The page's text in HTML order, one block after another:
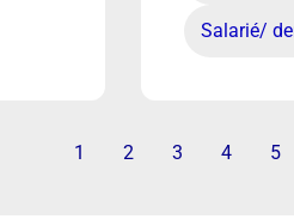
Salarié/
1 2 3 4 5